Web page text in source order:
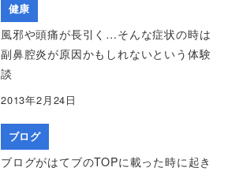
健康
風邪や頭痛が長引く…そんな症状の時は
副鼻腔炎が原因かもしれないという体験
談
2013年2月24日
ブログ
ブログがはてブのTOPに載った時に起き